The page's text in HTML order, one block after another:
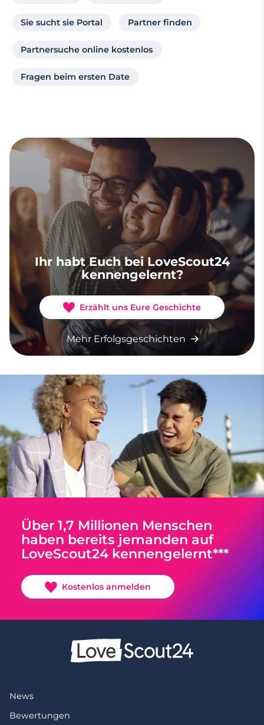
Sie sucht sie Portal Partner finden
Partnersuche online kostenlos
Fragen beim ersten Date
Ihr habt Euch bei LoveScout24
kennengelernt?
Erzählt uns Eure Geschichte
Mehr Erfolgsgeschichten
Über 1,7 Millionen Menschen
haben bereits jemanden auf
LoveScout24 kennengelernt***
Kostenlos anmelden
News
Bewertungen